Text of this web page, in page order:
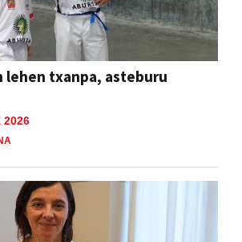
lehen txanpa, asteburu
2026